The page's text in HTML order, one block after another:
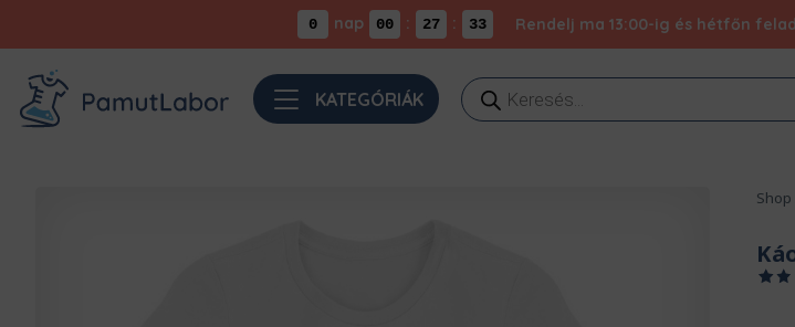
0 nap 00 : 27 : 33 Rendelj ma 13:00-ig és hétfőn
KATEGÓRIÁK
Products
search
Shop